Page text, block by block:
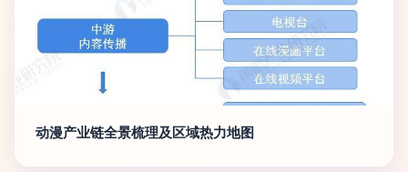
动漫产业链全景梳理及区域热力地图